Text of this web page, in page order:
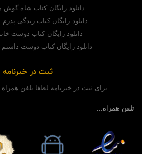
دانلود رایگان کتاب شاه گوش
دانلود رایگان کتاب زندگی
دانلود رایگان کتاب دوست
دانلود رایگان کتاب دوست
ثبت در خبرنامه
برای ثبت در خبرنامه لطفا تلفن همراه